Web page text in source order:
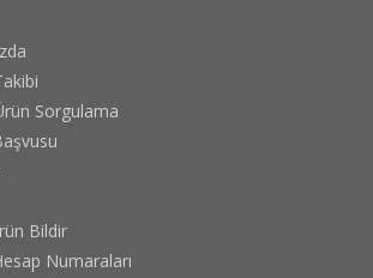
Sorgulama
Bildir
Numaraları